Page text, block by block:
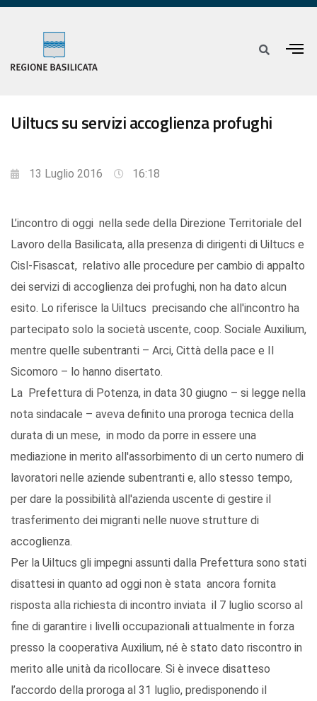
Uiltucs su servizi accoglienza profughi
13 Luglio 2016 16:18
L’incontro di oggi nella sede della Direzione Territoriale del
Lavoro della Basilicata, alla presenza di dirigenti di Uiltucs e
Cisl-Fisascat, relativo alle procedure per cambio di appalto
dei servizi di accoglienza dei profughi, non ha dato alcun
esito. Lo riferisce la Uiltucs precisando che all'incontro ha
partecipato solo la società uscente, coop. Sociale Auxilium,
mentre quelle subentranti – Arci, Città della pace e Il
Sicomoro – lo hanno disertato.
La Prefettura di Potenza, in data 30 giugno – si legge nella
nota sindacale – aveva definito una proroga tecnica della
durata di un mese, in modo da porre in essere una
mediazione in merito all'assorbimento di un certo numero di
lavoratori nelle aziende subentranti e, allo stesso tempo,
per dare la possibilità all'azienda uscente di gestire il
trasferimento dei migranti nelle nuove strutture di
accoglienza.
Per la Uiltucs gli impegni assunti dalla Prefettura sono stati
disattesi in quanto ad oggi non è stata ancora fornita
risposta alla richiesta di incontro inviata il 7 luglio scorso al
fine di garantire i livelli occupazionali attualmente in forza
presso la cooperativa Auxilium, né è stato dato riscontro in
merito alle unità da ricollocare. Si è invece disatteso
l’accordo della proroga al 31 luglio, predisponendo il